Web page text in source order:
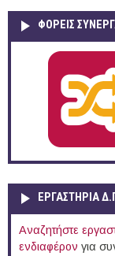
ΦΟΡΕΙΣ
ΕΡΓΑΣΤΗΡΙΑ
Αναζητήστε
ενδιαφέρον για